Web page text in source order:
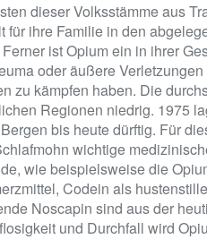
dieser Volksstämme aus
ihre Familie in den
ist Opium ein in ihrer
oder äußere
zu kämpfen haben. Die
Regionen niedrig. 1975
bis heute dürftig. Für
wichtige
wie beispielsweise die
Codein als
Noscapin sind aus der
und Durchfall wird